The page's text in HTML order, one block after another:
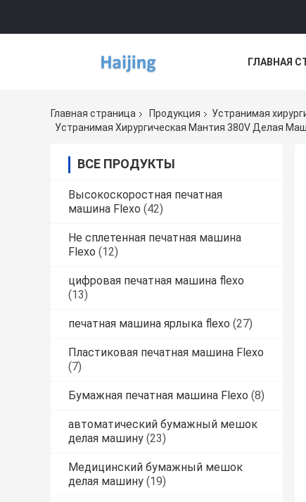
ГЛАВНАЯ
Главная страница
Продукция
Устранимая
Устранимая Хирургическая Мантия 380V Делая
ВСЕ ПРОДУКТЫ
Высокоскоростная печатная
машина Flexo (42)
Не сплетенная печатная машина
Flexo (12)
цифровая печатная машина flexo
(13)
печатная машина ярлыка flexo (27)
Пластиковая печатная машина Flexo
(7)
Бумажная печатная машина Flexo (8)
автоматический бумажный мешок
делая машину (23)
Медицинский бумажный мешок
делая машину (19)